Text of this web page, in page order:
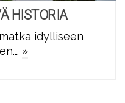
HISTORIA
idylliseen
»